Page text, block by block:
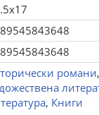
романи,
, Книги